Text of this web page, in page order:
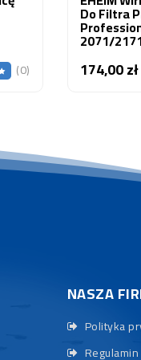
3481
(0)
Do Filtra
2071/
174,00 zł
NASZA
Polityka
Regulamin